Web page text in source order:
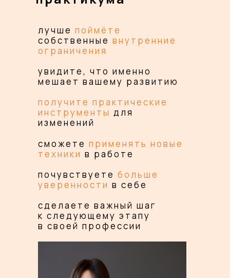
лучше поймёте
собственные внутренние
ограничения
увидите, что именно
мешает вашему развитию
получите практические
инструменты для
изменений
сможете применять новые
техники в работе
почувствуете больше
уверенности в себе
сделаете важный шаг
к следующему этапу
в своей профессии